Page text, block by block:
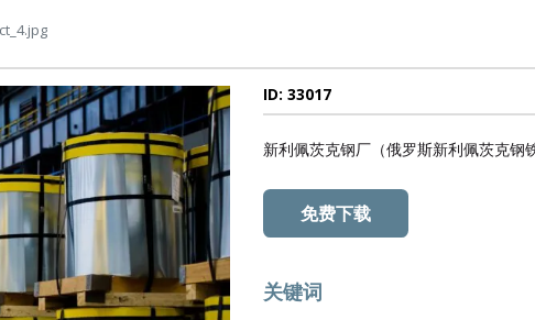
ID: 33017
新利佩茨克钢厂（俄罗斯新利佩茨克钢
免费下载
关键词